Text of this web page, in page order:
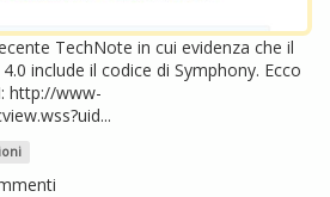
TechNote in cui evidenza che il
include il codice di Symphony. Ecco
http://www-